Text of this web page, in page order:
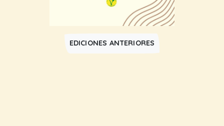
EDICIONES ANTERIORES